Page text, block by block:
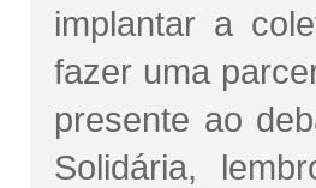
implantar a
fazer uma
presente ao
Solidária,